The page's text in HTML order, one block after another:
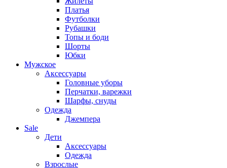
Платья
Футболки
Рубашки
Топы и боди
Шорты
Юбки
Мужское
Аксессуары
Головные уборы
Перчатки, варежки
Шарфы, снуды
Одежда
Джемпера
Sale
Дети
Аксессуары
Одежда
Взрослые